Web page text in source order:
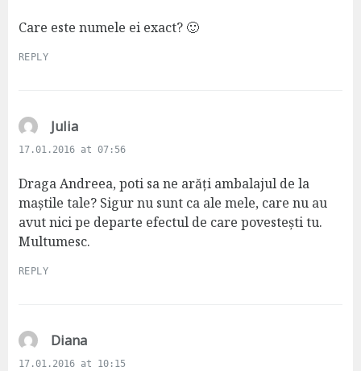
s
Care este numele ei exact? 🙂
REPLY
Julias
a
s
:
17.01.2016 at 07:56
Draga Andreea, poti sa ne arăți ambalajul de la
maștile tale? Sigur nu sunt ca ale mele, care nu au
avut nici pe departe efectul de care povestești tu.
Multumesc.
REPLY
Dianas
a
17.01.2016 at 10:15